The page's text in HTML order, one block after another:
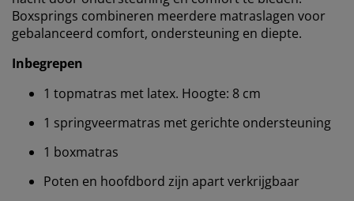
Boxsprings combineren meerdere matraslagen voor
gebalanceerd comfort, ondersteuning en diepte.
Inbegrepen
1 topmatras met latex. Hoogte: 8 cm
1 springveermatras met gerichte ondersteuning
1 boxmatras
Poten en hoofdbord zijn apart verkrijgbaar